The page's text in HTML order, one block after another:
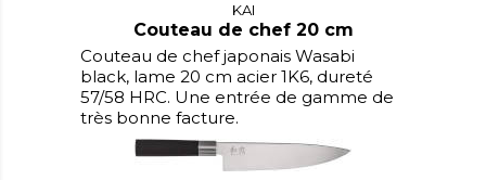
KAI
Couteau de chef 20 cm
Couteau de chef japonais Wasabi
black, lame 20 cm acier 1K6, dureté
57/58 HRC. Une entrée de gamme de
très bonne facture.